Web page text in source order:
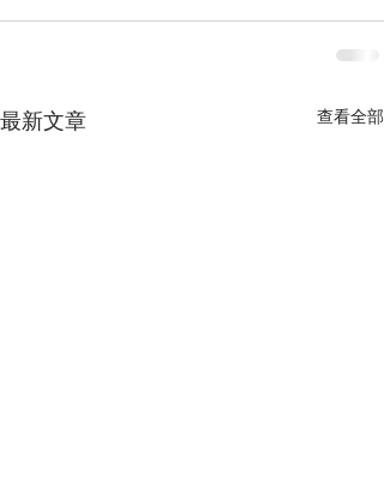
最新文章 查看全部